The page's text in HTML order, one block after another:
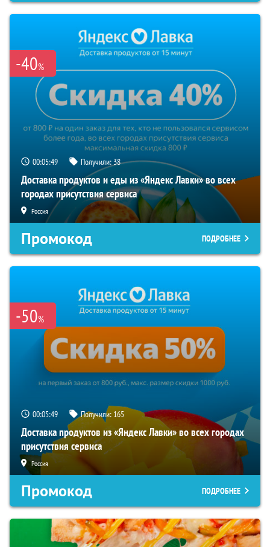
-40%
00:05:49 Получили:38
Доставка продуктов и еды из «Яндекс Лавки» во всех
городах присутствия сервиса
Россия
Промокод ПОДРОБНЕЕ
-50%
00:05:49 Получили: 165
Доставка продуктов из «Яндекс Лавки» во всех городах
присутствия сервиса
Россия
Промокод ПОДРОБНЕЕ